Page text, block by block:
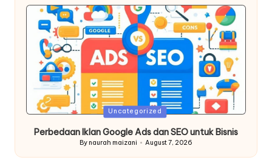
Posted
Uncategorized
Perbedaan Iklan Google Ads dan SEO untuk Bisnis
Posted
By naurah maizani August 7, 2026